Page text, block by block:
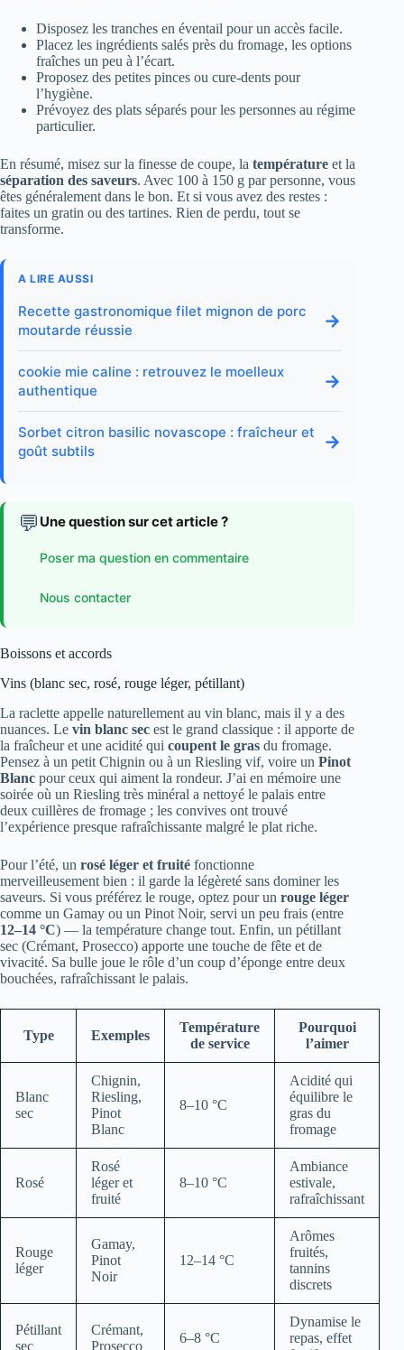
Disposez les tranches en éventail pour un accès facile.
Placez les ingrédients salés près du fromage, les options
fraîches un peu à l’écart.
Proposez des petites pinces ou cure-dents pour
l’hygiène.
Prévoyez des plats séparés pour les personnes au régime
particulier.
En résumé, misez sur la finesse de coupe, la température et la
séparation des saveurs. Avec 100 à 150 g par personne, vous
êtes généralement dans le bon. Et si vous avez des restes :
faites un gratin ou des tartines. Rien de perdu, tout se
transforme.
A LIRE AUSSI
Recette gastronomique filet mignon de porc
moutarde réussie
→
cookie mie caline : retrouvez le moelleux
authentique
→
Sorbet citron basilic novascope : fraîcheur et
goût subtils
→
💬 Une question sur cet article ?
Poser ma question en commentaire
Nous contacter
Boissons et accords
Vins (blanc sec, rosé, rouge léger, pétillant)
La raclette appelle naturellement au vin blanc, mais il y a des
nuances. Le vin blanc sec est le grand classique : il apporte de
la fraîcheur et une acidité qui coupent le gras du fromage.
Pensez à un petit Chignin ou à un Riesling vif, voire un Pinot
Blanc pour ceux qui aiment la rondeur. J’ai en mémoire une
soirée où un Riesling très minéral a nettoyé le palais entre
deux cuillères de fromage ; les convives ont trouvé
l’expérience presque rafraîchissante malgré le plat riche.
Pour l’été, un rosé léger et fruité fonctionne
merveilleusement bien : il garde la légèreté sans dominer les
saveurs. Si vous préférez le rouge, optez pour un rouge léger
comme un Gamay ou un Pinot Noir, servi un peu frais (entre
12–14 °C) — la température change tout. Enfin, un pétillant
sec (Crémant, Prosecco) apporte une touche de fête et de
vivacité. Sa bulle joue le rôle d’un coup d’éponge entre deux
bouchées, rafraîchissant le palais.
Type Exemples
Température
de service
Pourquoi
l’aimer
Blanc
sec
Chignin,
Riesling,
Pinot
Blanc
8–10 °C
Acidité qui
équilibre le
gras du
fromage
Rosé
Rosé
léger et
fruité
8–10 °C
Ambiance
estivale,
rafraîchissant
Rouge
léger
Gamay,
Pinot
Noir
12–14 °C
Arômes
fruités,
tannins
discrets
Pétillant
sec
Crémant,
Prosecco
6–8 °C
Dynamise le
repas, effet